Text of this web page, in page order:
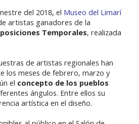
del 2018, el Museo del Limarí
artistas ganadores de la
Temporales, realizada
de artistas regionales han
los meses de febrero, marzo y
el concepto de los pueblos
ángulos. Entre ellos su
artística en el diseño.